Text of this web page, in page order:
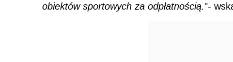
obiektów sportowych za odpłatnością."-